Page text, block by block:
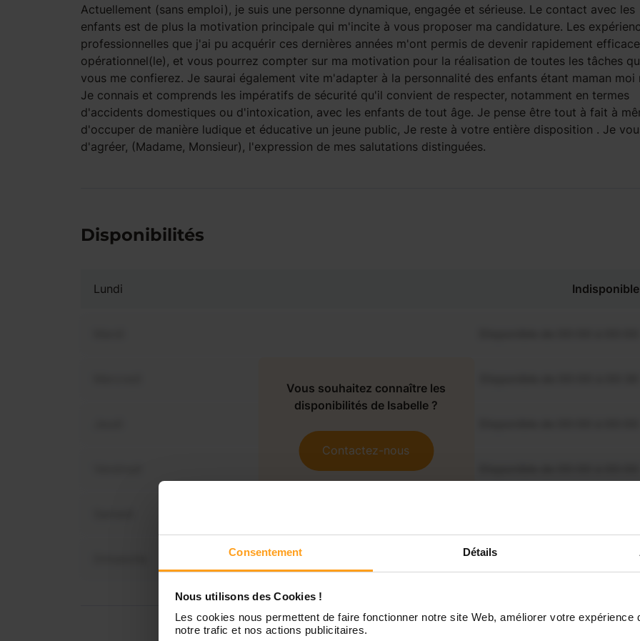
Consentement Détails
Nous utilisons des Cookies !
Les cookies nous permettent de faire fonctionner notre site Web, améliorer votre expérience
notre trafic et nos actions publicitaires.
Actuellement (sans emploi), je suis une personne dynamique, engagée et sérieuse. Le contact avec les
enfants est de plus la motivation principale qui m'incite à vous proposer ma candidature. Les
professionnelles que j'ai pu acquérir ces dernières années m'ont permis de devenir rapidement
opérationnel(le), et vous pourrez compter sur ma motivation pour la réalisation de toutes les tâches
vous me confierez. Je saurai également vite m'adapter à la personnalité des enfants étant maman moi
Je connais et comprends les impératifs de sécurité qu'il convient de respecter, notamment en termes
d'accidents domestiques ou d'intoxication, avec les enfants de tout âge. Je pense être tout à fait à
d'occuper de manière ludique et éducative un jeune public, Je reste à votre entière disposition . Je
d'agréer, (Madame, Monsieur), l'expression de mes salutations distinguées.
Disponibilités
Lundi Indisponible
Disponible de 00:00 à 00:00
Vous souhaitez connaître les
disponibilités de Isabelle ?
Contactez-nous